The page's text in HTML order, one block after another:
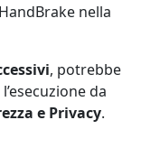
nella
, potrebbe
da
e Privacy.